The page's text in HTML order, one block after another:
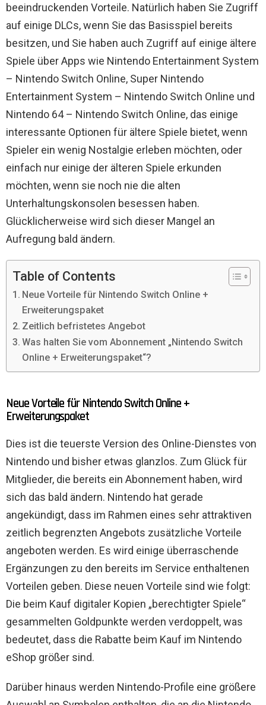
beeindruckenden Vorteile. Natürlich haben Sie Zugriff
auf einige DLCs, wenn Sie das Basisspiel bereits
besitzen, und Sie haben auch Zugriff auf einige ältere
Spiele über Apps wie Nintendo Entertainment System
– Nintendo Switch Online, Super Nintendo
Entertainment System – Nintendo Switch Online und
Nintendo 64 – Nintendo Switch Online, das einige
interessante Optionen für ältere Spiele bietet, wenn
Spieler ein wenig Nostalgie erleben möchten, oder
einfach nur einige der älteren Spiele erkunden
möchten, wenn sie noch nie die alten
Unterhaltungskonsolen besessen haben.
Glücklicherweise wird sich dieser Mangel an
Aufregung bald ändern.
Table of Contents
Neue Vorteile für Nintendo Switch Online +
Erweiterungspaket
Zeitlich befristetes Angebot
Was halten Sie vom Abonnement „Nintendo Switch
Online + Erweiterungspaket“?
Neue Vorteile für Nintendo Switch Online +
Erweiterungspaket
Dies ist die teuerste Version des Online-Dienstes von
Nintendo und bisher etwas glanzlos. Zum Glück für
Mitglieder, die bereits ein Abonnement haben, wird
sich das bald ändern. Nintendo hat gerade
angekündigt, dass im Rahmen eines sehr attraktiven
zeitlich begrenzten Angebots zusätzliche Vorteile
angeboten werden. Es wird einige überraschende
Ergänzungen zu den bereits im Service enthaltenen
Vorteilen geben. Diese neuen Vorteile sind wie folgt:
Die beim Kauf digitaler Kopien „berechtigter Spiele“
gesammelten Goldpunkte werden verdoppelt, was
bedeutet, dass die Rabatte beim Kauf im Nintendo
eShop größer sind.
Darüber hinaus werden Nintendo-Profile eine größere